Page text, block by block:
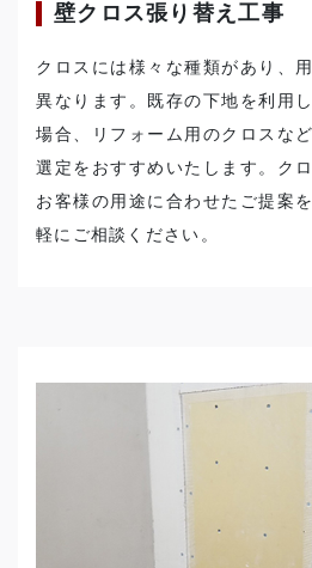
壁クロス張り替え工事
クロスには様々な種類があり、
異なります。既存の下地を利用
場合、リフォーム用のクロスな
選定をおすすめいたします。ク
お客様の用途に合わせたご提案
軽にご相談ください。